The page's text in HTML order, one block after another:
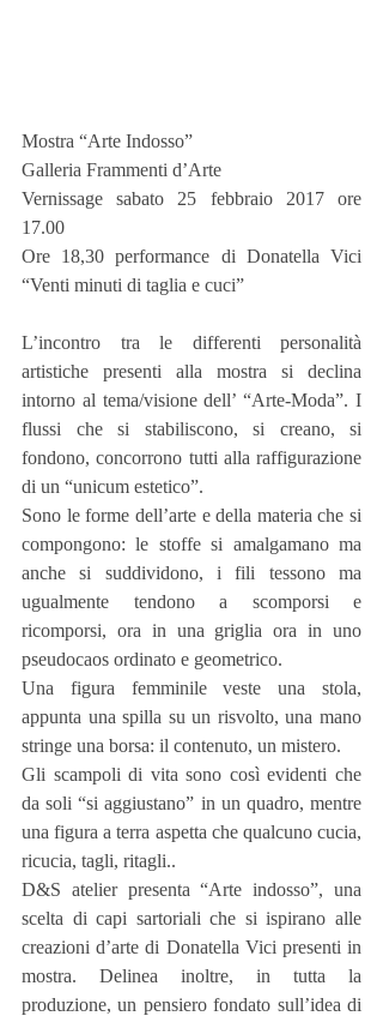
Mostra “Arte Indosso”
Galleria Frammenti d’Arte
Vernissage sabato 25 febbraio 2017 ore
17.00
Ore 18,30 performance di Donatella Vici
“Venti minuti di taglia e cuci”
L’incontro tra le differenti personalità
artistiche presenti alla mostra si declina
intorno al tema/visione dell’ “Arte-Moda”. I
flussi che si stabiliscono, si creano, si
fondono, concorrono tutti alla raffigurazione
di un “unicum estetico”.
Sono le forme dell’arte e della materia che si
compongono: le stoffe si amalgamano ma
anche si suddividono, i fili tessono ma
ugualmente tendono a scomporsi e
ricomporsi, ora in una griglia ora in uno
pseudocaos ordinato e geometrico.
Una figura femminile veste una stola,
appunta una spilla su un risvolto, una mano
stringe una borsa: il contenuto, un mistero.
Gli scampoli di vita sono così evidenti che
da soli “si aggiustano” in un quadro, mentre
una figura a terra aspetta che qualcuno cucia,
ricucia, tagli, ritagli..
D&S atelier presenta “Arte indosso”, una
scelta di capi sartoriali che si ispirano alle
creazioni d’arte di Donatella Vici presenti in
mostra. Delinea inoltre, in tutta la
produzione, un pensiero fondato sull’idea di